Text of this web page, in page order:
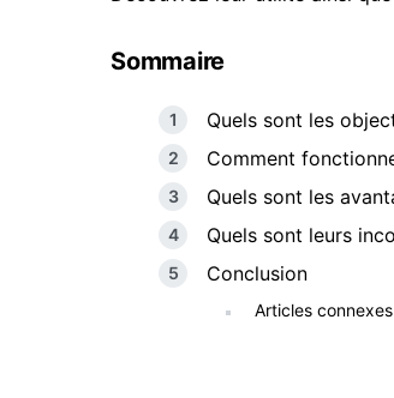
Sommaire
Quels sont les
Comment
Quels sont les
Quels sont leurs
Conclusion
Articles connexes